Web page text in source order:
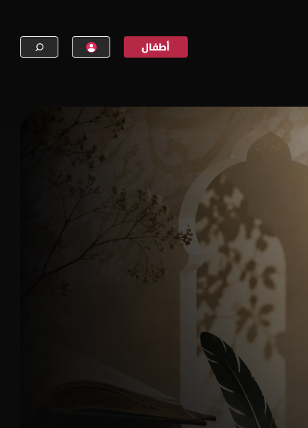
أطفال
تسجيل الدخول